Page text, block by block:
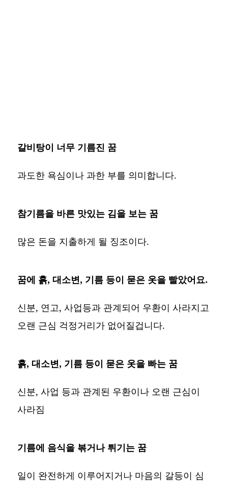
갈비탕이 너무 기름진 꿈
과도한 욕심이나 과한 부를 의미합니다.
참기름을 바른 맛있는 김을 보는 꿈
많은 돈을 지출하게 될 징조이다.
꿈에 흙, 대소변, 기름 등이 묻은 옷을 빨았어요.
신분, 연고, 사업등과 관계되어 우환이 사라지고
오랜 근심 걱정거리가 없어질겁니다.
흙, 대소변, 기름 등이 묻은 옷을 빠는 꿈
신분, 사업 등과 관계된 우환이나 오랜 근심이
사라짐
기름에 음식을 볶거나 튀기는 꿈
일이 완전하게 이루어지거나 마음의 갈등이 심